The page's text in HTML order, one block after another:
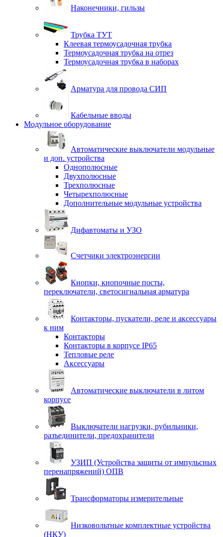
Наконечники, гильзы
Трубка ТУТ
Клеевая термоусадочная трубка
Термоусадочная трубка на отрез
Термоусадочная трубка в наборах
Арматура для провода СИП
Кабельные вводы
Модульное оборудование
Автоматические выключатели модульные
и доп. устройства
Однополюсные
Двухполюсные
Трехполюсные
Четырехполюсные
Дополнительные модульные устройства
Дифавтоматы и УЗО
Счетчики электроэнергии
Кнопки, кнопочные посты,
переключатели, светосигнальная арматура
Контакторы, пускатели, реле и аксессуары
к ним
Контакторы
Контакторы в корпусе IP65
Тепловые реле
Аксессуары
Автоматические выключатели в литом
корпусе
Выключатели нагрузки, рубильники,
разъединители, предохранители
УЗИП (Устройства защиты от импульсных
перенапряжений) ОПВ
Трансформаторы измерительные
Низковольтные комплектные устройства
(НКУ)